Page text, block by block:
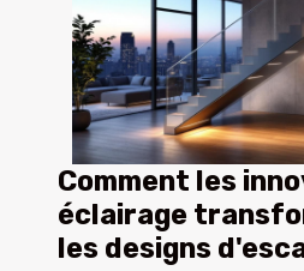
Comment les
éclairage
les designs